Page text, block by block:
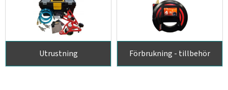
Utrustning Förbrukning - tillbehör